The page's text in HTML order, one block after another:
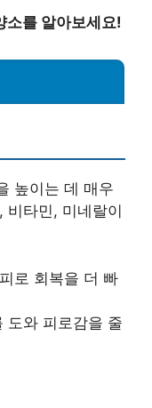
소를 알아보세요!
높이는 데 매우
비타민, 미네랄이
로 회복을 더 빠
도와 피로감을 줄